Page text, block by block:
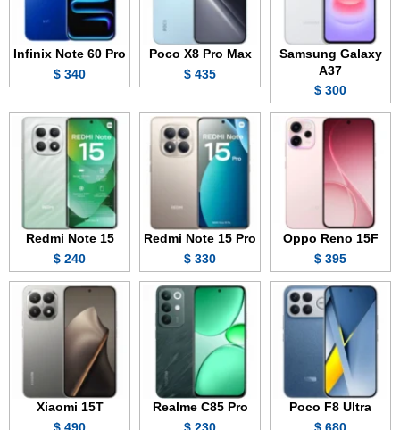
Samsung Galaxy
A37
300 $
Poco X8 Pro Max
435 $
Infinix Note 60 Pro
340 $
Oppo Reno 15F
395 $
Redmi Note 15 Pro
330 $
Redmi Note 15
240 $
Poco F8 Ultra
Realme C85 Pro
Xiaomi 15T